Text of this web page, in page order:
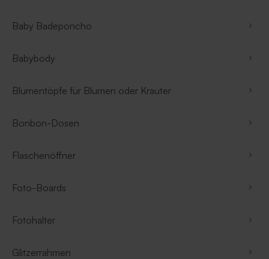
Baby Badeponcho
Babybody
Blumentöpfe für Blumen oder Krauter
Bonbon-Dosen
Flaschenöffner
Foto-Boards
Fotohalter
Glitzerrahmen